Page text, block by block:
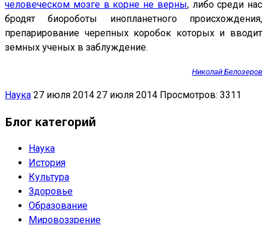
человеческом мозге в корне не верны, либо среди нас
бродят биороботы инопланетного происхождения,
препарирование черепных коробок которых и вводит
земных ученых в заблуждение.
Николай Белозеров
Наука 27 июля 2014 27 июля 2014 Просмотров: 3311
Блог категорий
Наука
История
Культура
Здоровье
Образование
Мировоззрение